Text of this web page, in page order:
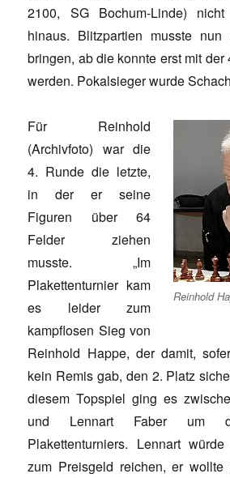
2100, SG Bochum-Linde)
hinaus. Blitzpartien musste nun
bringen, ab die konnte erst mit
werden. Pokalsieger wurde
Reinhold
Für Reinhold
(Archivfoto) war die
4. Runde die letzte,
in der er seine
Figuren über 64
Felder ziehen
musste. „Im
Plakettenturnier kam
es leider zum
kampflosen Sieg von
Reinhold Happe, der damit,
kein Remis gab, den 2. Platz
diesem Topspiel ging es
und Lennart Faber um
Plakettenturniers. Lennart
zum Preisgeld reichen, er